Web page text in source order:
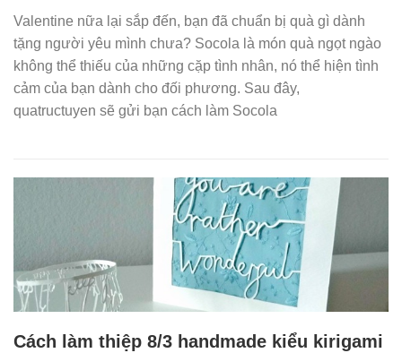
Valentine nữa lại sắp đến, bạn đã chuẩn bị quà gì dành
tặng người yêu mình chưa? Socola là món quà ngọt ngào
không thể thiếu của những cặp tình nhân, nó thể hiện tình
cảm của bạn dành cho đối phương. Sau đây,
quatructuyen sẽ gửi bạn cách làm Socola
Cách làm thiệp 8/3 handmade kiểu kirigami